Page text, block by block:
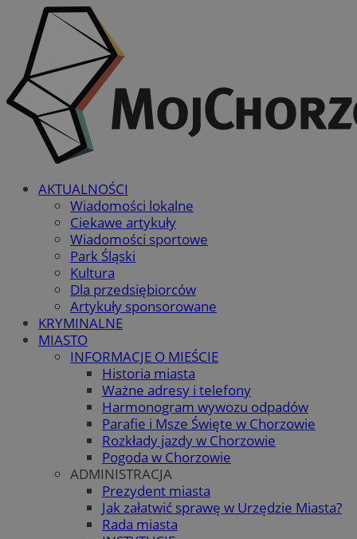
AKTUALNOŚCI
Wiadomości lokalne
Ciekawe artykuły
Wiadomości sportowe
Park Śląski
Kultura
Dla przedsiębiorców
Artykuły sponsorowane
KRYMINALNE
MIASTO
INFORMACJE O MIEŚCIE
Historia miasta
Ważne adresy i telefony
Harmonogram wywozu odpadów
Parafie i Msze Święte w Chorzowie
Rozkłady jazdy w Chorzowie
Pogoda w Chorzowie
ADMINISTRACJA
Prezydent miasta
Jak załatwić sprawę w Urzędzie Miasta?
Rada miasta